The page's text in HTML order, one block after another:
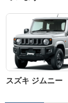
スズキ ジムニー